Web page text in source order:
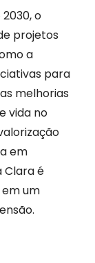
o
projetos
a
para
melhorias
vida no
em
Clara é
um